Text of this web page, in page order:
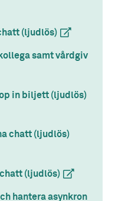
(ljudlös)(extern länk)
samt vårdgiv
in biljett (ljudlös)
chatt (ljudlös)(extern
(ljudlös)(extern länk)
hantera asynkron